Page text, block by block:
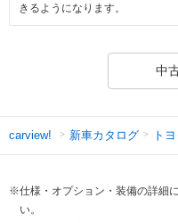
きるようになります。
中
carview! 新車カタログ ト
※仕様・オプション・装備の詳細
い。